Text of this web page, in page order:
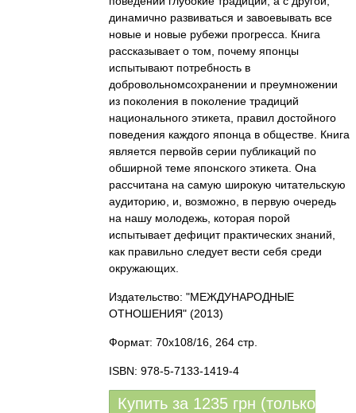
динамично развиваться и завоевывать все
новые и новые рубежи прогресса. Книга
рассказывает о том, почему японцы
испытывают потребность в
добровольномсохранении и преумножении
из поколения в поколение традиций
национального этикета, правил достойного
поведения каждого японца в обществе. Книга
является первойв серии публикаций по
обширной теме японского этикета. Она
рассчитана на самую широкую читательскую
аудиторию, и, возможно, в первую очередь
на нашу молодежь, которая порой
испытывает дефицит практических знаний,
как правильно следует вести себя среди
окружающих.
Издательство: "МЕЖДУНАРОДНЫЕ
ОТНОШЕНИЯ" (2013)
Формат: 70x108/16, 264 стр.
ISBN: 978-5-7133-1419-4
Купить за 1235 грн (только